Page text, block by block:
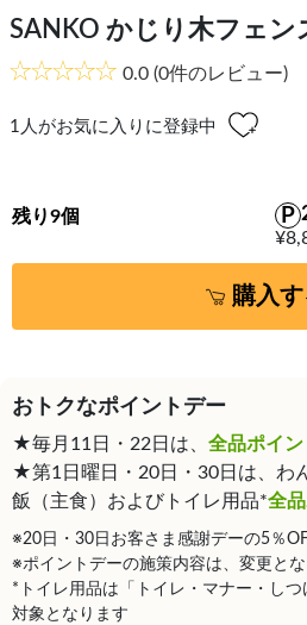
SANKO かじり木フェン
0.0 (0件のレビュー)
1 人がお気に入りに登録中
残り9個
購入す
おトクなポイントデー
★毎月11日・22日は、 全品ポイン
★第1日曜日・20日・30日は、わ
飯（主食）およびトイレ用品*全
※20日・30日お客さま感謝デーの5％
※ポイントデーの施策内容は、変更とな
*トイレ用品は「トイレ・マナー・し
対象となります